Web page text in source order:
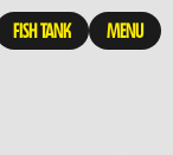
FISH TANK MENU